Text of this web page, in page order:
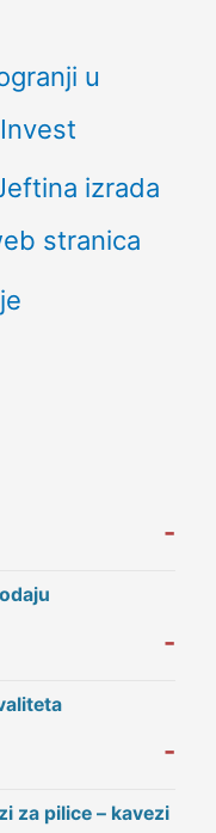
u
izrada
stranica
-
-
-
za pilice – kavezi